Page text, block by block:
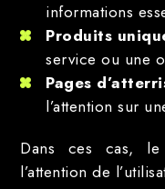
informations
Produits
service ou une
Pages
l’attention sur
Dans ces cas, le
l’attention de